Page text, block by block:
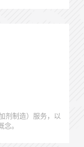
剂制造）服务，以
。